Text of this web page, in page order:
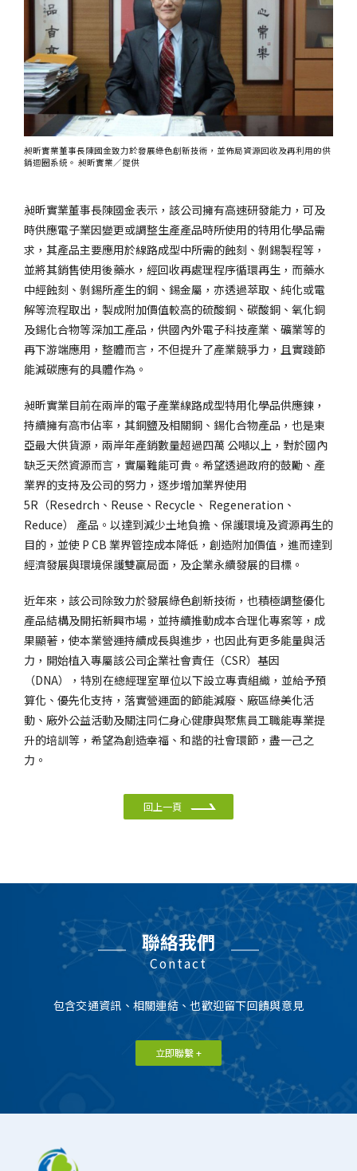
昶昕實業董事長陳國金致力於發展綠色創新技術，並佈局資源回收及再利用的供
銷迴圈系統。 昶昕實業／提供
昶昕實業董事長陳國金表示，該公司擁有高速研發能力，可及
時供應電子業因變更或調整生產產品時所使用的特用化學品需
求，其產品主要應用於線路成型中所需的蝕刻、剝錫製程等，
並將其銷售使用後藥水，經回收再處理程序循環再生，而藥水
中經蝕刻、剝錫所產生的銅、錫金屬，亦透過萃取、純化或電
解等流程取出，製成附加價值較高的硫酸銅、碳酸銅、氧化銅
及錫化合物等深加工產品，供國內外電子科技產業、礦業等的
再下游端應用，整體而言，不但提升了產業競爭力，且實踐節
能減碳應有的具體作為。
昶昕實業目前在兩岸的電子產業線路成型特用化學品供應鍊，
持續擁有高市佔率，其銅鹽及相關銅、錫化合物產品，也是東
亞最大供貨源，兩岸年產銷數量超過四萬 公噸以上，對於國內
缺乏天然資源而言，實屬難能可貴。希望透過政府的鼓勵、產
業界的支持及公司的努力，逐步增加業界使用
5R（Resedrch、Reuse、Recycle、 Regeneration、
Reduce） 產品。以達到減少土地負擔、保護環境及資源再生的
目的，並使 P CB 業界管控成本降低，創造附加價值，進而達到
經濟發展與環境保護雙贏局面，及企業永續發展的目標。
近年來，該公司除致力於發展綠色創新技術，也積極調整優化
產品結構及開拓新興市場，並持續推動成本合理化專案等，成
果顯著，使本業營運持續成長與進步，也因此有更多能量與活
力，開始植入專屬該公司企業社會責任（CSR）基因
（DNA），特別在總經理室單位以下設立專責組織，並給予預
算化、優先化支持，落實營運面的節能減廢、廠區綠美化活
動、廠外公益活動及關注同仁身心健康與聚焦員工職能專業提
升的培訓等，希望為創造幸福、和諧的社會環節，盡一己之
力。
回上一頁
聯絡我們
Contact
包含交通資訊、相關連結、也歡迎留下回饋與意見
立即聯繫 +